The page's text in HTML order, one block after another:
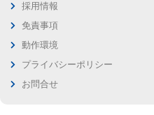
採用情報
免責事項
動作環境
プライバシーポリシー
お問合せ